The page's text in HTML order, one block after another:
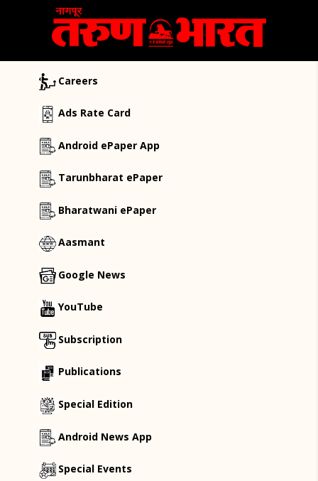
Careers
Ads Rate Card
Android ePaper App
Tarunbharat ePaper
Bharatwani ePaper
Aasmant
Google News
YouTube
Subscription
Publications
Special Edition
Android News App
Special Events